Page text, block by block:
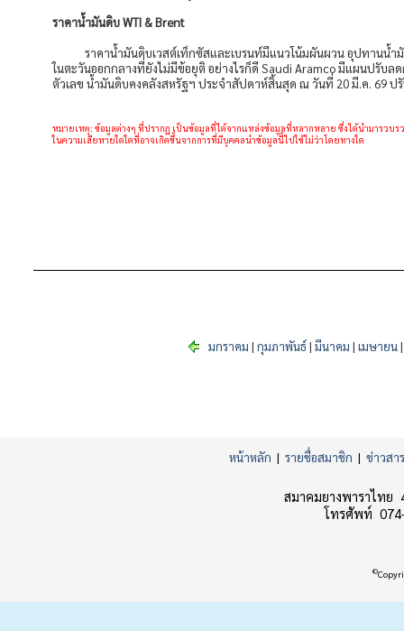
ราคาน้ำมันดิบ WTI & Brent
ราคาน้ำมันดิบเวสต์เท็กซัสและเบรนท์มีแนวโน้มผันผวน อุปทานน้ำ
ในตะวันออกกลางที่ยังไม่มีข้อยุติ อย่างไรก็ดี Saudi Aramco มีแผนปรับล
ตัวเลข นํ้ามันดิบคงคลังสหรัฐฯ ประจำสัปดาห์สิ้นสุด ณ วันที่ 20 มี.ค. 69 ปรั
หมายเหตุ: ข้อมูลต่างๆ ที่ปรากฏ เป็นข้อมูลที่ได้จากแหล่งข้อมูลที่หลากหลาย ซึ่งได้นำมารว
ในความเสียหายใดใดที่อาจเกิดขึ้นจากการที่มีบุคคลนำข้อมูลนี้ไปใช้ไม่ว่าโดยทางใด
มกราคม | กุมภาพันธ์| มีนาคม | เมษายน
หน้าหลัก | รายชื่อสมาชิก | ข่าวสาร
สมาคมยางพาราไทย
โทรศัพท์
©